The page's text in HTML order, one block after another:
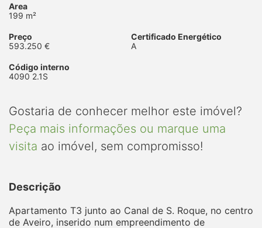
Area
199 m²
Preço
593.250 €
Certificado Energético
A
Código interno
4090 2.1S
Gostaria de conhecer melhor este imóvel?
Peça mais informações ou marque uma
visita ao imóvel, sem compromisso!
Descrição
Apartamento T3 junto ao Canal de S. Roque, no centro
de Aveiro, inserido num empreendimento de